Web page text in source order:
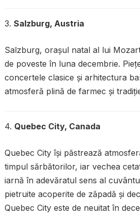
3. Salzburg, Austria
Salzburg, orașul natal al lui
de poveste în luna decembrie.
concertele clasice și arhitectura
atmosferă plină de farmec și
4. Quebec City, Canada
Quebec City își păstrează
timpul sărbătorilor, iar vechea
iarnă în adevăratul sens al
pietruite acoperite de zăpadă și
Quebec City este de neuitat în